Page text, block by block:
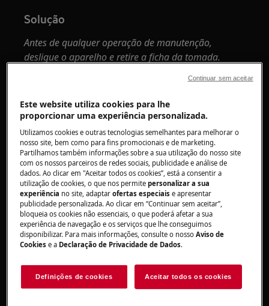
Solução
Antes de qualquer operação de manutenção,
desligue o aparelho e retire a ficha da tomada.
Sempre tome cuidado ao mover os aparelhos, para
para movê-los.
Sempre use luvas de segurança e calçados fechados.
Observe que o reparo automático ou não
profissional pode ter consequências de segurança se
não for feito corretamente
Desmontagem e montagem da bandeja de
talheres e da cesta intermediária
O procedimento é semelhante para ambas as
cestas e é feito com as cestas totalmente para
fora
Este website utiliza cookies para lhe
proporcionar uma experiência personalizada.
Utilizamos cookies e outras tecnologias semelhantes para melhorar o
nosso site, bem como para fins promocionais e de marketing.
Partilhamos também informações sobre a sua utilização do nosso site
com os nossos parceiros de redes sociais, publicidade e análise de
dados. Ao clicar em "Aceitar todos os cookies”, está a consentir a
utilização de cookies, o que nos permitepersonalizar a sua
experiência no site, adaptarofertas especiaise apresentar
publicidade personalizada. Ao clicar em “Continuar sem aceitar”,
bloqueia os cookies não essenciais, o que poderá afetar a sua
experiência de navegação e os serviços que lhe conseguimos
disponibilizar. Para mais informações, consulte o nossoAviso de
Cookies e a Declaração de Privacidade de Dados.
Definições de cookies Aceitar todos os cookies
Continuar sem aceitar